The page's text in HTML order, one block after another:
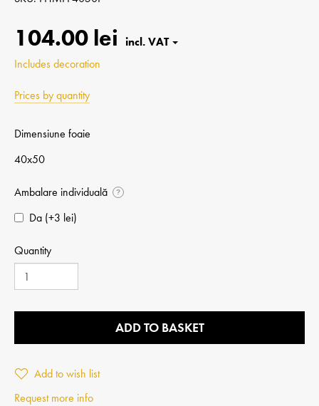
104.00 lei
Includes decoration
Prices by quantity
Dimensiune foaie
40x50
Ambalare individuală ?
Da (+⁠3 lei)
Quantity
ADD TO BASKET
Add to wish list
Request more info